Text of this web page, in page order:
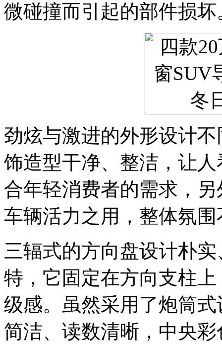
微碰撞而引起的部件损坏
劲炫与激进的外形设计
饰造型干净、整洁，让
合年轻消费者的需求，
车辆活力之用，整体氛
三辐式的方向盘设计朴
特，它固定在方向支柱
级感。虽然采用了炮筒
简洁、读数清晰，中央